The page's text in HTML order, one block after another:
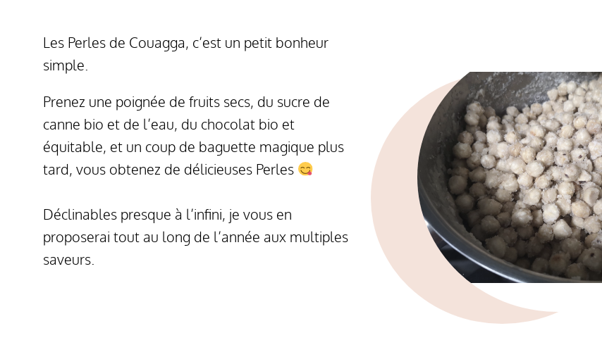
Les Perles de Couagga, c’est un petit bonheur
simple.
Prenez une poignée de fruits secs, du sucre de
canne bio et de l’eau, du chocolat bio et
équitable, et un coup de baguette magique plus
tard, vous obtenez de délicieuses Perles
Déclinables presque à l’infini, je vous en
proposerai tout au long de l’année aux multiples
saveurs.